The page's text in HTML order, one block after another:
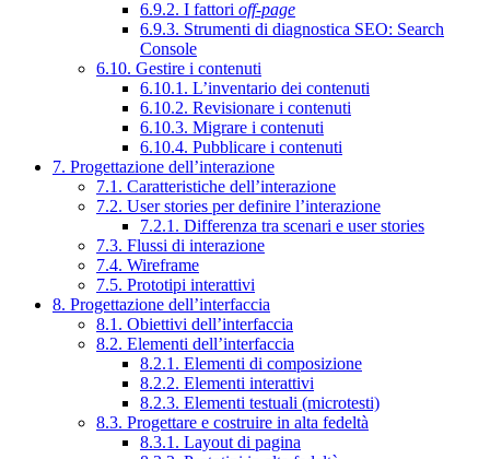
6.9.2. I fattori off-page
6.9.3. Strumenti di diagnostica SEO: Search
Console
6.10. Gestire i contenuti
6.10.1. L’inventario dei contenuti
6.10.2. Revisionare i contenuti
6.10.3. Migrare i contenuti
6.10.4. Pubblicare i contenuti
7. Progettazione dell’interazione
7.1. Caratteristiche dell’interazione
7.2. User stories per definire l’interazione
7.2.1. Differenza tra scenari e user stories
7.3. Flussi di interazione
7.4. Wireframe
7.5. Prototipi interattivi
8. Progettazione dell’interfaccia
8.1. Obiettivi dell’interfaccia
8.2. Elementi dell’interfaccia
8.2.1. Elementi di composizione
8.2.2. Elementi interattivi
8.2.3. Elementi testuali (microtesti)
8.3. Progettare e costruire in alta fedeltà
8.3.1. Layout di pagina